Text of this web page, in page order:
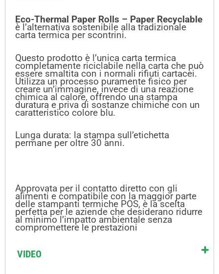
Eco-Thermal Paper Rolls – Paper Recyclable
è l’alternativa sostenibile alla tradizionale
carta termica per scontrini.
Questo prodotto è l’unica carta termica
completamente riciclabile nella carta che può
essere smaltita con i normali rifiuti cartacei.
Utilizza un processo puramente fisico per
creare un’immagine, invece di una reazione
chimica al calore, offrendo una stampa
duratura e priva di sostanze chimiche con un
caratteristico colore blu.
Lunga durata: la stampa sull’etichetta
permane per oltre 30 anni.
Approvata per il contatto diretto con gli
alimenti e compatibile con la maggior parte
delle stampanti termiche POS, è la scelta
perfetta per le aziende che desiderano ridurre
al minimo l’impatto ambientale senza
compromettere le prestazioni
VIDEO